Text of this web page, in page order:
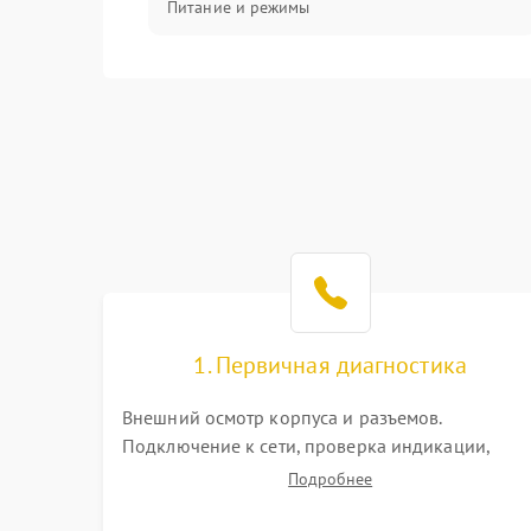
Питание и режимы
1. Первичная диагностика
Внешний осмотр корпуса и разъемов.
Подключение к сети, проверка индикации,
звуковых сигналов и кодов ошибок. Измерение
Подробнее